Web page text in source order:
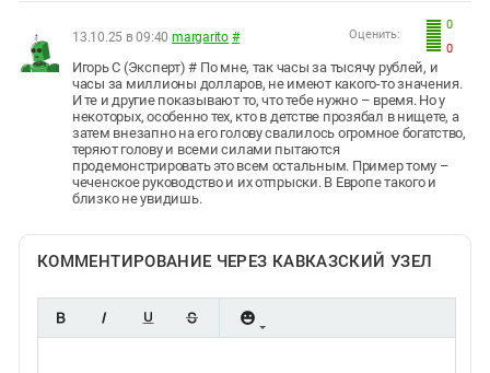
0
0
Оценить:
13.10.25 в 09:40 margarito #
Игорь С (Эксперт) # По мне, так часы за тысячу рублей, и
часы за миллионы долларов, не имеют какого-то значения.
И те и другие показывают то, что тебе нужно – время. Но у
некоторых, особенно тех, кто в детстве прозябал в нищете, а
затем внезапно на его голову свалилось огромное богатство,
теряют голову и всеми силами пытаются
продемонстрировать это всем остальным. Пример тому –
чеченское руководство и их отпрыски. В Европе такого и
близко не увидишь.
КОММЕНТИРОВАНИЕ ЧЕРЕЗ КАВКАЗСКИЙ УЗЕЛ